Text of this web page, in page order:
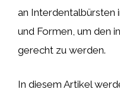
an Interdentalbürsten
und Formen, um den
gerecht zu werden.
In diesem Artikel